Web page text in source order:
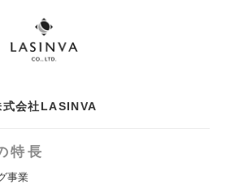
式会社LASINVA
特長
事業